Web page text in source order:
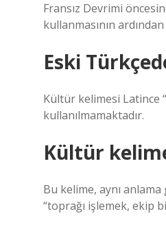
Fransız Devrimi
kullanmasının
Eski
Kültür kelimesi Latince
kullanılmamaktadır.
Kültür
Bu kelime, aynı
“toprağı işlemek, ekip